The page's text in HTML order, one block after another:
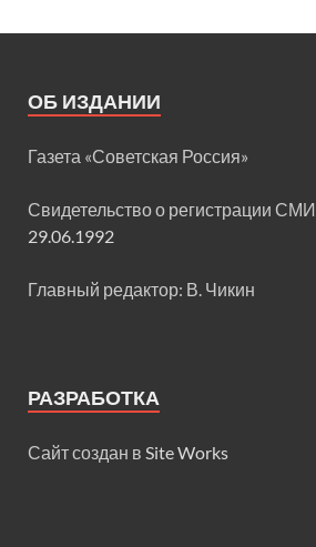
ОБ ИЗДАНИИ
Газета «Советская Россия»
Свидетельство о регистрации СМИ
29.06.1992
Главный редактор: В. Чикин
РАЗРАБОТКА
Сайт создан в Site Works